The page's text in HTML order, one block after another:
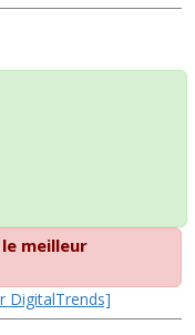
meilleur
DigitalTrends]